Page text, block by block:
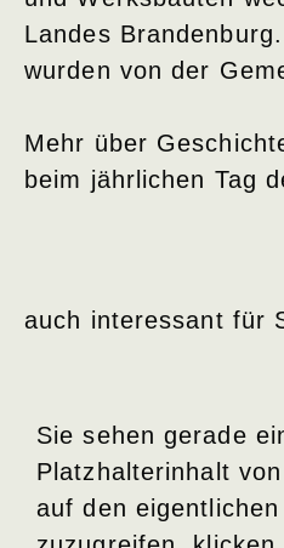
Landes
wurden von der
Mehr über
beim jährlichen Tag
auch interessant für
Sie sehen gerade
Platzhalterinhalt
auf den